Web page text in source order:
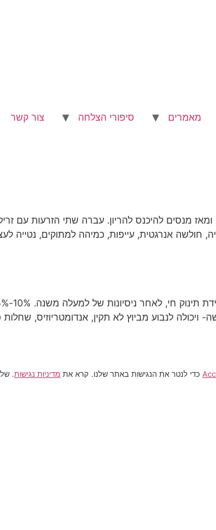
מאמרים סיפורי הצלחה צור קשר
מוקדם ומאז מנסים להיכנס להריון. עברה שתי הזרעות
חולשה אנרגטית, עייפות, כמיהה למתוקים,
כדי לנטר את הנגישות באתר שלנו. קרא את מדיניות נגישות.